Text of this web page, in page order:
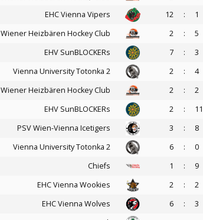
EHC Vienna Vipers 12 : 1
Wiener Heizbären Hockey Club 2 : 5
EHV SunBLOCKERs 7 : 3
Vienna University Totonka 2 2 : 4
Wiener Heizbären Hockey Club 2 : 2
EHV SunBLOCKERs 2 : 11
PSV Wien-Vienna Icetigers 3 : 8
Vienna University Totonka 2 6 : 0
Chiefs 1 : 9
EHC Vienna Wookies 2 : 2
EHC Vienna Wolves 6 : 3